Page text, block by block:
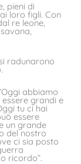
pieni di
loro figli. Con
re leone,
radunarono
abbiamo
grandi e
tu ci hai
essere
un grande
del nostro
ci sia posto
ricordo”.